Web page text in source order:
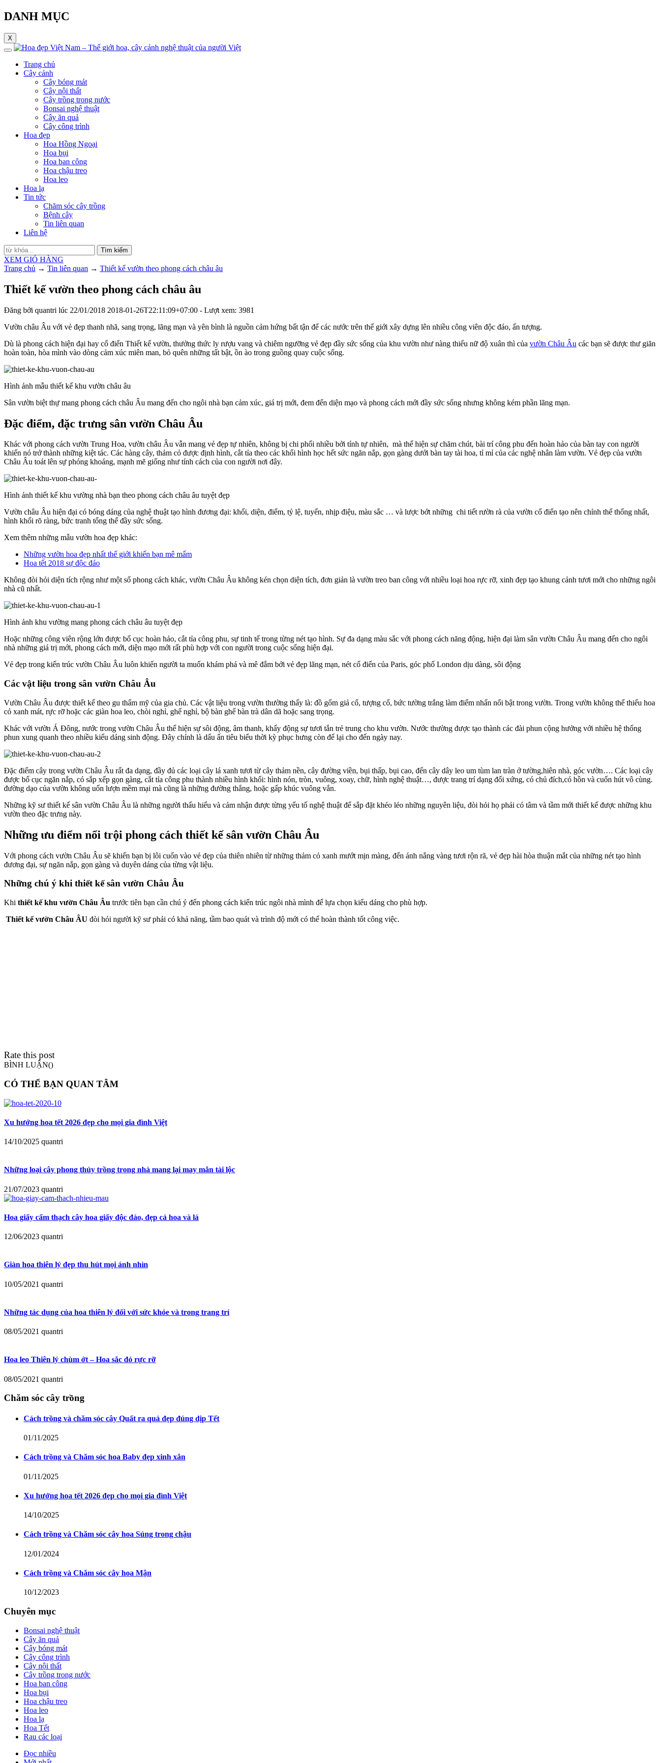
DANH MỤC
X
Trang chủ
Cây cảnh
Cây bóng mát
Cây nội thất
Cây trồng trong nước
Bonsai nghệ thuật
Cây ăn quả
Cây công trình
Hoa đẹp
Hoa Hồng Ngoại
Hoa bụi
Hoa ban công
Hoa chậu treo
Hoa leo
Hoa lạ
Tin tức
Chăm sóc cây trồng
Bệnh cây
Tin liên quan
Liên hệ
Tìm kiếm
XEM GIỎ HÀNG
Trang chủ → Tin liên quan → Thiết kế vườn theo phong cách châu âu
Thiết kế vườn theo phong cách châu âu
Đăng bởi quantri lúc 22/01/2018 2018-01-26T22:11:09+07:00 - Lượt xem: 3981
Vườn châu Âu với vẻ đẹp thanh nhã, sang trọng, lãng mạn và yên bình là nguồn cảm hứng bất tận để các nước trên thế giới xây dựng lên nhiều công viên độc đáo, ấn tượng.
Dù là phong cách hiện đại hay cổ điển Thiết kế vườn, thưởng thức ly rượu vang và chiêm ngưỡng vẻ đẹp đầy sức sống của khu vườn như nàng thiếu nữ độ xuân thì của vườn Châu Âu các bạn sẽ được thư giãn
hoàn toàn, hòa mình vào dòng cảm xúc miên man, bỏ quên những tất bật, ồn ào trong guồng quay cuộc sống.
Hình ảnh mẫu thiết kế khu vườn châu âu
Sân vườn biệt thự mang phong cách châu Âu mang đến cho ngôi nhà bạn cảm xúc, giá trị mới, đem đến diện mạo và phong cách mới đầy sức sống nhưng không kém phần lãng mạn.
Đặc điểm, đặc trưng sân vườn Châu Âu
Khác với phong cách vườn Trung Hoa, vườn châu Âu vẫn mang vẻ đẹp tự nhiên, không bị chi phối nhiều bởi tính tự nhiên, mà thể hiện sự chăm chút, bài trí công phu đến hoàn hảo của bàn tay con người
khiến nó trở thành những kiệt tác. Các hàng cây, thảm cỏ được định hình, cắt tỉa theo các khối hình học hết sức ngăn nắp, gọn gàng dưới bàn tay tài hoa, tỉ mỉ của các nghệ nhân làm vườn. Vẻ đẹp của vườn
Châu Âu toát lên sự phóng khoáng, mạnh mẽ giống như tính cách của con người nơi đây.
Hình ảnh thiết kế khu vường nhà bạn theo phong cách châu âu tuyệt đẹp
Vườn châu Âu hiện đại có bóng dáng của nghệ thuật tạo hình đương đại: khối, diện, điểm, tỷ lệ, tuyến, nhịp điệu, màu sắc … và lược bớt những chi tiết rườn rà của vườn cổ điển tạo nên chỉnh thể thống nhất,
hình khối rõ ràng, bức tranh tổng thể đầy sức sống.
Xem thêm những mẫu vườn hoa đẹp khác:
Những vườn hoa đẹp nhất thế giới khiến bạn mê mẩm
Hoa tết 2018 sự độc đáo
Không đòi hỏi diện tích rộng như một số phong cách khác, vườn Châu Âu không kén chọn diện tích, đơn giản là vườn treo ban công với nhiều loại hoa rực rỡ, xinh đẹp tạo khung cảnh tươi mới cho những ngôi
nhà cũ nhất.
Hình ảnh khu vường mang phong cách châu âu tuyệt đẹp
Hoặc những công viên rộng lớn được bố cục hoàn hảo, cắt tỉa công phu, sự tinh tế trong từng nét tạo hình. Sự đa dạng màu sắc với phong cách năng động, hiện đại làm sân vườn Châu Âu mang đến cho ngôi
nhà những giá trị mới, phong cách mới, diện mạo mới rất phù hợp với con người trong cuộc sống hiện đại.
Vẻ đẹp trong kiến trúc vườn Châu Âu luôn khiến người ta muốn khám phá và mê đắm bởi vẻ đẹp lãng mạn, nét cổ điển của Paris, góc phố London dịu dàng, sôi động
Các vật liệu trong sân vườn Châu Âu
Vườn Châu Âu được thiết kế theo gu thẩm mỹ của gia chủ. Các vật liệu trong vườn thường thấy là: đồ gốm giả cổ, tượng cổ, bức tường trắng làm điểm nhấn nổi bật trong vườn. Trong vườn không thể thiếu hoa
cỏ xanh mát, rực rỡ hoặc các giàn hoa leo, chòi nghỉ, ghế nghỉ, bộ bàn ghế bàn trà dân dã hoặc sang trọng.
Khác với vườn Á Đông, nước trong vườn Châu Âu thể hiện sự sôi động, âm thanh, khấy động sự tươi tắn trẻ trung cho khu vườn. Nước thường được tạo thành các đài phun cộng hưởng với nhiều hệ thống
phun xung quanh theo nhiều kiểu dáng sinh động. Đây chính là dấu ấn tiêu biểu thời kỳ phục hưng còn để lại cho đến ngày nay.
Đặc điểm cây trong vườn Châu Âu rất đa dạng, đầy đủ các loại cây lá xanh tươi từ cây thảm nền, cây đường viền, bụi thấp, bụi cao, đến cây dây leo um tùm lan tràn ở tường,hiên nhà, góc vườn…. Các loại cây
được bố cục ngăn nắp, có sắp xếp gọn gàng, cắt tỉa công phu thành nhiều hình khối: hình nón, tròn, vuông, xoay, chữ, hình nghệ thuật…, được trang trí dạng đối xứng, có chủ đích,có hồn và cuốn hút vô cùng.
đường dạo của vườn không uốn lượn mềm mại mà cũng là những đường thẳng, hoặc gấp khúc vuông vắn.
Những kỹ sư thiết kế sân vườn Châu Âu là những người thấu hiểu và cảm nhận được từng yếu tố nghệ thuật để sắp đặt khéo léo những nguyên liệu, đòi hỏi họ phải có tâm và tầm mới thiết kế được những khu
vườn theo đặc trưng này.
Những ưu điểm nổi trội phong cách thiết kế sân vườn Châu Âu
Với phong cách vườn Châu Âu sẽ khiến bạn bị lôi cuốn vào vẻ đẹp của thiên nhiên từ những thảm cỏ xanh mướt mịn màng, đến ánh nắng vàng tươi rộn rã, vẻ đẹp hài hòa thuận mắt của những nét tạo hình
đương đại, sự ngăn nắp, gọn gàng và duyên dáng của từng vật liệu.
Những chú ý khi thiết kế sân vườn Châu Âu
Khi thiết kế khu vườn Châu Âu trước tiên bạn cần chú ý đến phong cách kiến trúc ngôi nhà mình để lựa chọn kiểu dáng cho phù hợp.
Thiết kế vườn Châu ÂU đòi hỏi người kỹ sư phải có khả năng, tầm bao quát và trình độ mới có thể hoàn thành tốt công việc.
Rate this post
BÌNH LUẬN()
CÓ THỂ BẠN QUAN TÂM
Xu hướng hoa tết 2026 đẹp cho mọi gia đình Việt
14/10/2025 quantri
Những loại cây phong thủy trồng trong nhà mang lại may mắn tài lộc
21/07/2023 quantri
Hoa giấy cẩm thạch cây hoa giấy độc đáo, đẹp cả hoa và lá
12/06/2023 quantri
Giàn hoa thiên lý đẹp thu hút mọi ánh nhìn
10/05/2021 quantri
Những tác dụng của hoa thiên lý đối với sức khỏe và trong trang trí
08/05/2021 quantri
Hoa leo Thiên lý chùm ớt – Hoa sắc đỏ rực rỡ
08/05/2021 quantri
Chăm sóc cây trồng
Cách trồng và chăm sóc cây Quất ra quả đẹp đúng dịp Tết
01/11/2025
Cách trồng và Chăm sóc hoa Baby đẹp xinh xắn
01/11/2025
Xu hướng hoa tết 2026 đẹp cho mọi gia đình Việt
14/10/2025
Cách trồng và Chăm sóc cây hoa Súng trong chậu
12/01/2024
Cách trồng và Chăm sóc cây hoa Mận
10/12/2023
Chuyên mục
Bonsai nghệ thuật
Cây ăn quả
Cây bóng mát
Cây công trình
Cây nội thất
Cây trồng trong nước
Hoa ban công
Hoa bụi
Hoa chậu treo
Hoa leo
Hoa lạ
Hoa Tết
Rau các loại
Đọc nhiều